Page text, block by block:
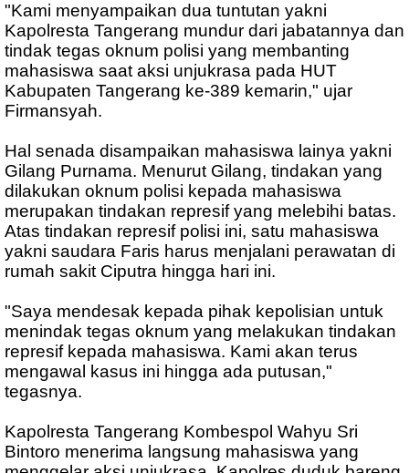
"Kami menyampaikan dua tuntutan yakni
Kapolresta Tangerang mundur dari jabatannya dan
tindak tegas oknum polisi yang membanting
mahasiswa saat aksi unjukrasa pada HUT
Kabupaten Tangerang ke-389 kemarin," ujar
Firmansyah.
Hal senada disampaikan mahasiswa lainya yakni
Gilang Purnama. Menurut Gilang, tindakan yang
dilakukan oknum polisi kepada mahasiswa
merupakan tindakan represif yang melebihi batas.
Atas tindakan represif polisi ini, satu mahasiswa
yakni saudara Faris harus menjalani perawatan di
rumah sakit Ciputra hingga hari ini.
"Saya mendesak kepada pihak kepolisian untuk
menindak tegas oknum yang melakukan tindakan
represif kepada mahasiswa. Kami akan terus
mengawal kasus ini hingga ada putusan,"
tegasnya.
Kapolresta Tangerang Kombespol Wahyu Sri
Bintoro menerima langsung mahasiswa yang